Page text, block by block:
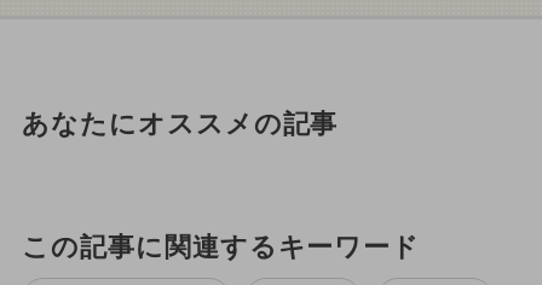
あなたにオススメの記事
この記事に関連するキーワード